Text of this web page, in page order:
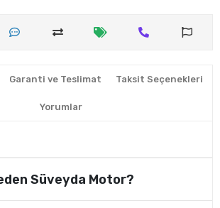
Garanti ve Teslimat Taksit Seçenekleri
Yorumlar
Süveyda Motor?